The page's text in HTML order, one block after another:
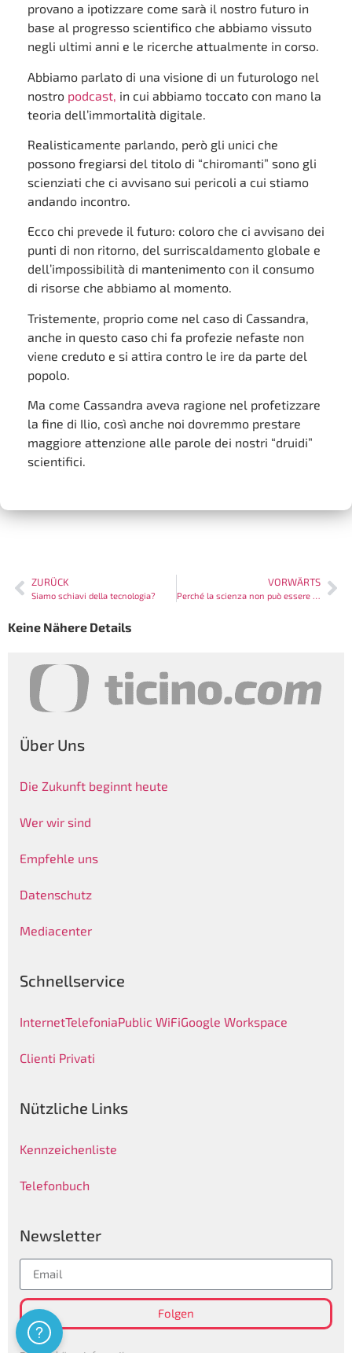
provano a ipotizzare come sarà il nostro futuro in
base al progresso scientifico che abbiamo vissuto
negli ultimi anni e le ricerche attualmente in corso.
Abbiamo parlato di una visione di un futurologo nel
nostro podcast, in cui abbiamo toccato con mano la
teoria dell’immortalità digitale.
Realisticamente parlando, però gli unici che
possono fregiarsi del titolo di “chiromanti” sono gli
scienziati che ci avvisano sui pericoli a cui stiamo
andando incontro.
Ecco chi prevede il futuro: coloro che ci avvisano dei
punti di non ritorno, del surriscaldamento globale e
dell’impossibilità di mantenimento con il consumo
di risorse che abbiamo al momento.
Tristemente, proprio come nel caso di Cassandra,
anche in questo caso chi fa profezie nefaste non
viene creduto e si attira contro le ire da parte del
popolo.
Ma come Cassandra aveva ragione nel profetizzare
la fine di Ilio, così anche noi dovremmo prestare
maggiore attenzione alle parole dei nostri “druidi”
scientifici.
ZURÜCK
Siamo schiavi della tecnologia?
VORWÄRTS
Keine Nähere Details
Über Uns
Die Zukunft beginnt heute
Wer wir sind
Empfehle uns
Datenschutz
Mediacenter
Schnellservice
InternetTelefoniaPublic WiFiGoogle Workspace
Clienti Privati
Nützliche Links
Kennzeichenliste
Telefonbuch
Newsletter
Folgen
Assistenza